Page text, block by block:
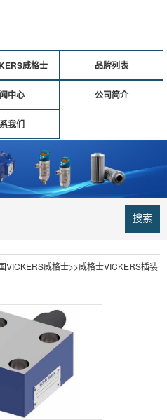
威格士 品牌列表
中心 公司简介
我们
搜索
VICKERS威格士>>威格士VICKERS插装